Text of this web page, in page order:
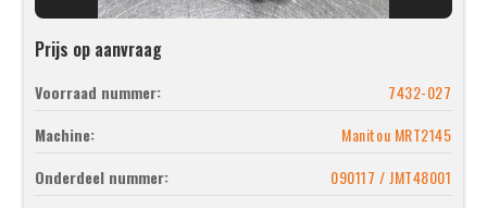
Prijs op aanvraag
Voorraad nummer:
7432-027
Machine:
Manitou MRT2145
Onderdeel nummer:
090117 / JMT48001